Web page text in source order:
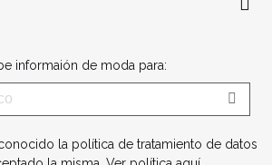
informaión de moda para:
la política de tratamiento de datos